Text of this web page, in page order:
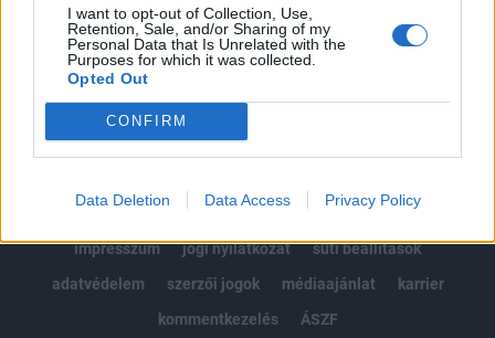
I want to opt-out of Collection, Use,
Retention, Sale, and/or Sharing of my
Personal Data that Is Unrelated with the
Purposes for which it was collected.
Opted Out
CONFIRM
Data Deletion Data Access Privacy Policy
MÁR ELŐFIZETŐNK VAGY?BEJELENTKEZÉS
impresszum
jogi nyilatkozat
süti beállítások
adatvédelem
szerzői jogok médiaajánlat
karrier
kommentkezelés
ÁSZF